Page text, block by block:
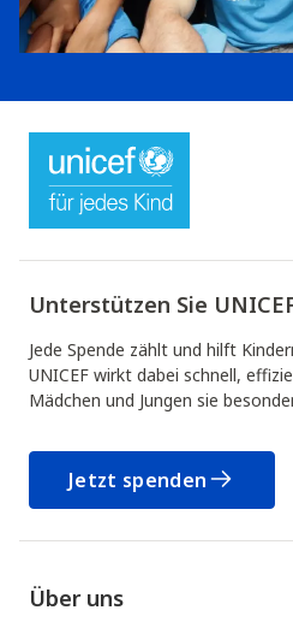
Unterstützen Sie
Jede Spende zählt und hilft
UNICEF wirkt dabei schnell,
Mädchen und Jungen sie
Jetzt spenden
Über uns